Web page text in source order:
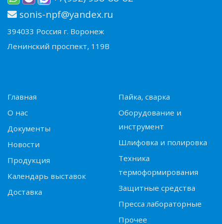
sonis-npf@yandex.ru
394033 Россия г. Воронеж
Ленинский проспект, 119В
Главная
О нас
Документы
Новости
Продукция
Календарь выставок
Доставка
Пайка, сварка
Оборудование и
инструмент
Шлифовка и полировка
Техника
термоформирования
Защитные средства
Пресса лабораторные
Прочее